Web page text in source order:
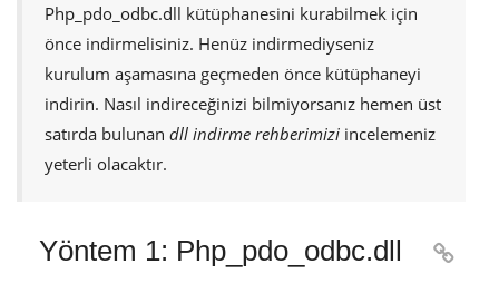
Php_pdo_odbc.dll kütüphanesini kurabilmek için
önce indirmelisiniz. Henüz indirmediyseniz
kurulum aşamasına geçmeden önce kütüphaneyi
indirin. Nasıl indireceğinizi bilmiyorsanız hemen üst
satırda bulunan dll indirme rehberimizi incelemeniz
yeterli olacaktır.
Yöntem 1: Php_pdo_odbc.dll
